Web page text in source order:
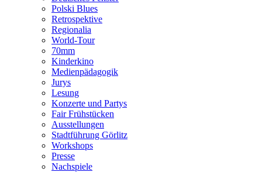
Polski Blues
Retrospektive
Regionalia
World-Tour
70mm
Kinderkino
Medienpädagogik
Jurys
Lesung
Konzerte und Partys
Fair Frühstücken
Ausstellungen
Stadtführung Görlitz
Workshops
Presse
Nachspiele